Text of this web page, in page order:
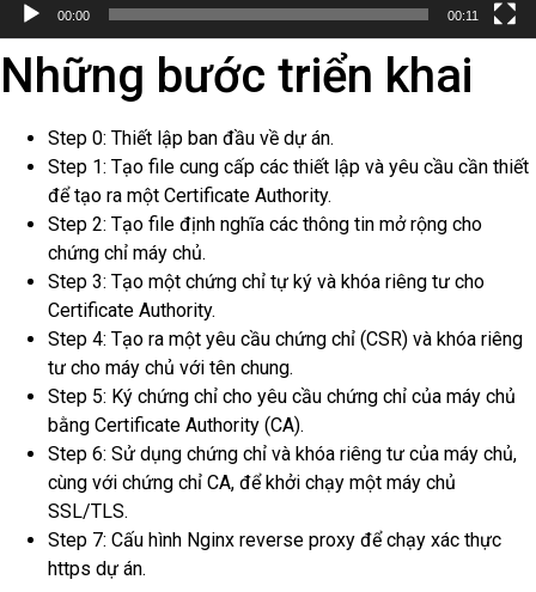
00:00 00:11
Những bước triển khai
Step 0: Thiết lập ban đầu về dự án.
Step 1: Tạo file cung cấp các thiết lập và yêu cầu cần thiết
để tạo ra một Certificate Authority.
Step 2: Tạo file định nghĩa các thông tin mở rộng cho
chứng chỉ máy chủ.
Step 3: Tạo một chứng chỉ tự ký và khóa riêng tư cho
Certificate Authority.
Step 4: Tạo ra một yêu cầu chứng chỉ (CSR) và khóa riêng
tư cho máy chủ với tên chung.
Step 5: Ký chứng chỉ cho yêu cầu chứng chỉ của máy chủ
bằng Certificate Authority (CA).
Step 6: Sử dụng chứng chỉ và khóa riêng tư của máy chủ,
cùng với chứng chỉ CA, để khởi chạy một máy chủ
SSL/TLS.
Step 7: Cấu hình Nginx reverse proxy để chạy xác thực
https dự án.